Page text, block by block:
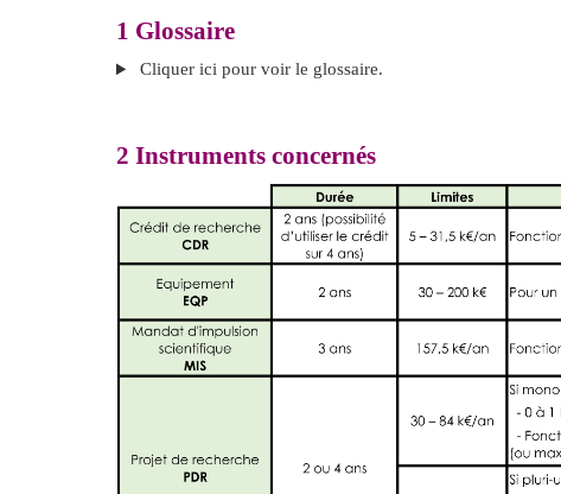
1 Glossaire
Cliquer ici pour voir le glossaire.
2 Instruments concernés